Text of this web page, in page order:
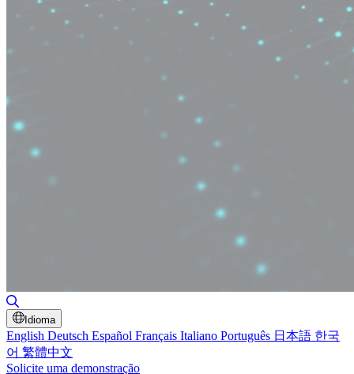
Idioma
English Deutsch Español Français Italiano Português 日本語 한국
어 繁體中文
Solicite uma demonstração